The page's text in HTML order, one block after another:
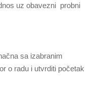
uz obavezni probni
sa izabranim
o radu i utvrditi početak